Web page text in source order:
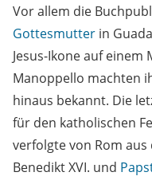
Vor allem die
Gottesmutter in
Jesus-Ikone auf einem
Manoppello machten
hinaus bekannt. Die
für den katholischen
verfolgte von Rom
Benedikt XVI. und